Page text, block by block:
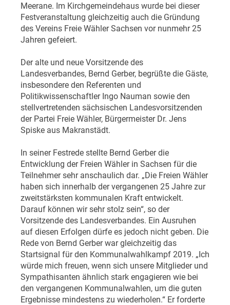
Meerane. Im Kirchgemeindehaus wurde bei dieser
Festveranstaltung gleichzeitig auch die Gründung
des Vereins Freie Wähler Sachsen vor nunmehr 25
Jahren gefeiert.
Der alte und neue Vorsitzende des
Landesverbandes, Bernd Gerber, begrüßte die Gäste,
insbesondere den Referenten und
Politikwissenschaftler Ingo Nauman sowie den
stellvertretenden sächsischen Landesvorsitzenden
der Partei Freie Wähler, Bürgermeister Dr. Jens
Spiske aus Makranstädt.
In seiner Festrede stellte Bernd Gerber die
Entwicklung der Freien Wähler in Sachsen für die
Teilnehmer sehr anschaulich dar. „Die Freien Wähler
haben sich innerhalb der vergangenen 25 Jahre zur
zweitstärksten kommunalen Kraft entwickelt.
Darauf können wir sehr stolz sein“, so der
Vorsitzende des Landesverbandes. Ein Ausruhen
auf diesen Erfolgen dürfe es jedoch nicht geben. Die
Rede von Bernd Gerber war gleichzeitig das
Startsignal für den Kommunalwahlkampf 2019. „Ich
würde mich freuen, wenn sich unsere Mitglieder und
Sympathisanten ähnlich stark engagieren wie bei
den vergangenen Kommunalwahlen, um die guten
Ergebnisse mindestens zu wiederholen.“ Er forderte